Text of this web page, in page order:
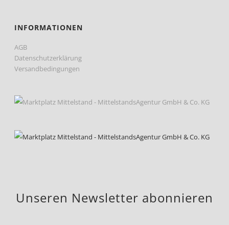
INFORMATIONEN
AGB
Datenschutzerklärung
Versandbedingungen
Unseren Newsletter abonnieren